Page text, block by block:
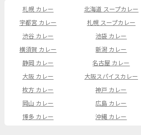
札幌 カレー 北海道 スープカレー
宇都宮 カレー
札幌 スープカレー
渋谷 カレー
池袋 カレー
横須賀 カレー
新潟 カレー
静岡 カレー
名古屋 カレー
大阪 カレー
大阪スパイスカレー
枚方 カレー
神戸 カレー
岡山 カレー
広島 カレー
博多 カレー
沖縄 カレー